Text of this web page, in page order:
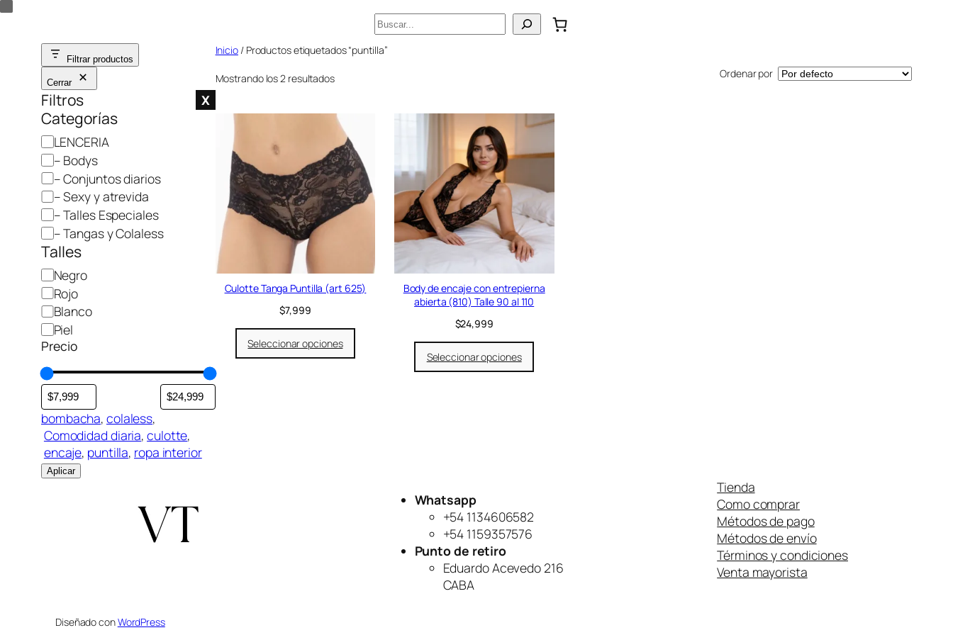
Saltar
contenido
Buscar
Filtrar productos
Cerrar
Filtros X
Categorías
C
a
t
e
g
o
r
a
LENCERIA
– Bodys
– Conjuntos diarios
– Sexy y atrevida
– Talles Especiales
– Tangas y Colaless
Talles
C
o
l
o
r
Negro
Rojo
Blanco
Piel
Precio
bombacha, colaless,
Comodidad diaria, culotte,
encaje, puntilla, ropa interior
Aplicar
Inicio / Productos etiquetados “puntilla”
Mostrando los 2 resultados Ordenar por
Culotte Tanga Puntilla (art 625)
$7,999
Seleccionar opciones
Body de encaje con entrepierna
abierta (810) Talle 90 al 110
$24,999
Seleccionar opciones
Whatsapp
+54 1134606582
+54 1159357576
Punto de retiro
Eduardo Acevedo 216
CABA
Tienda
Como comprar
Métodos de pago
Métodos de envío
Términos y condiciones
Venta mayorista
Diseñado conWordPress